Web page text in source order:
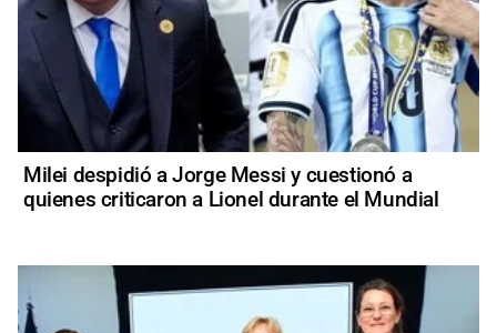
Milei despidió a Jorge Messi y cuestionó a
quienes criticaron a Lionel durante el Mundial